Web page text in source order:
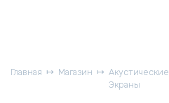
Главная Магазин
Акустические
Экраны